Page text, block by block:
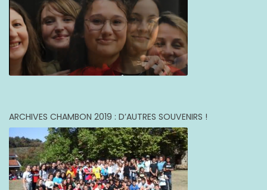
ARCHIVES CHAMBON 2019 : D’AUTRES SOUVENIRS !